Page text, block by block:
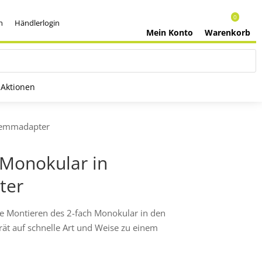
Händlerlogin
Warenkorb
0
Mein Konto
Aktionen
in
Montieren des 2-fach Monokular in den
auf schnelle Art und Weise zu einem